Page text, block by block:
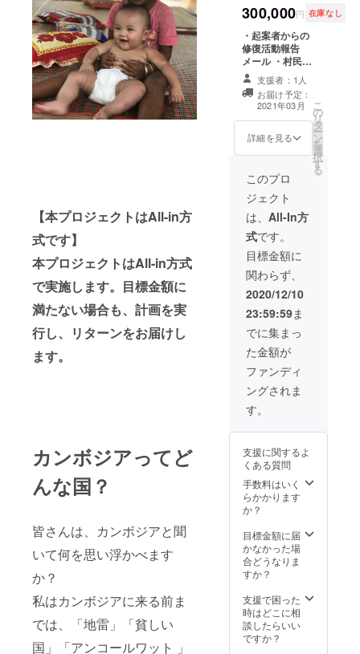
【本プロジェクトはAll-in方
式です】
本プロジェクトはAll-in方式
で実施します。目標金額に
満たない場合も、計画を実
行し、リターンをお届けし
ます。
カンボジアってど
んな国？
皆さんは、カンボジアと聞
いて何を思い浮かべます
か？
私はカンボジアに来る前ま
では、「地雷」「貧しい
国」「アンコールワット 」
予めご留意いた
だけますと幸い
です。
300,000円 在庫なし
・起案者からの
修復活動報告
メール ・村民か
らのお礼の動画
・支援記念碑へ
の名前刻印（特
大サイズ） ・修
復した水道への
命名権 ※リター
の復興スケ
ジュールにより
変動します。予
めご留意いただ
けますと幸いで
す。
支援者：1人
お届け予定：
2021年03月
詳細を見る
こ
の
リ
タ
ー
ン
を
選
択
す
る
このプロ
ジェクト
は、 All-In方
式です。
目標金額に
関わらず、
2020/12/10
23:59:59ま
でに集まっ
た金額が
ファンディ
ングされま
す。
支援に関するよ
くある質問
手数料はいく
らかかります
か？
目標金額に届
かなかった場
合どうなりま
すか？
支援で困った
時はどこに相
談したらいい
ですか？